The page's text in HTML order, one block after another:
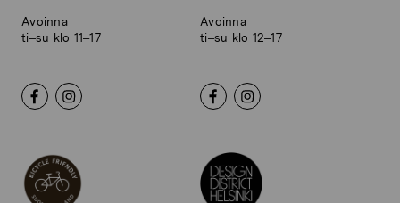
Avoinna
ti–su klo 11–17
Avoinna
ti–su klo 12–17